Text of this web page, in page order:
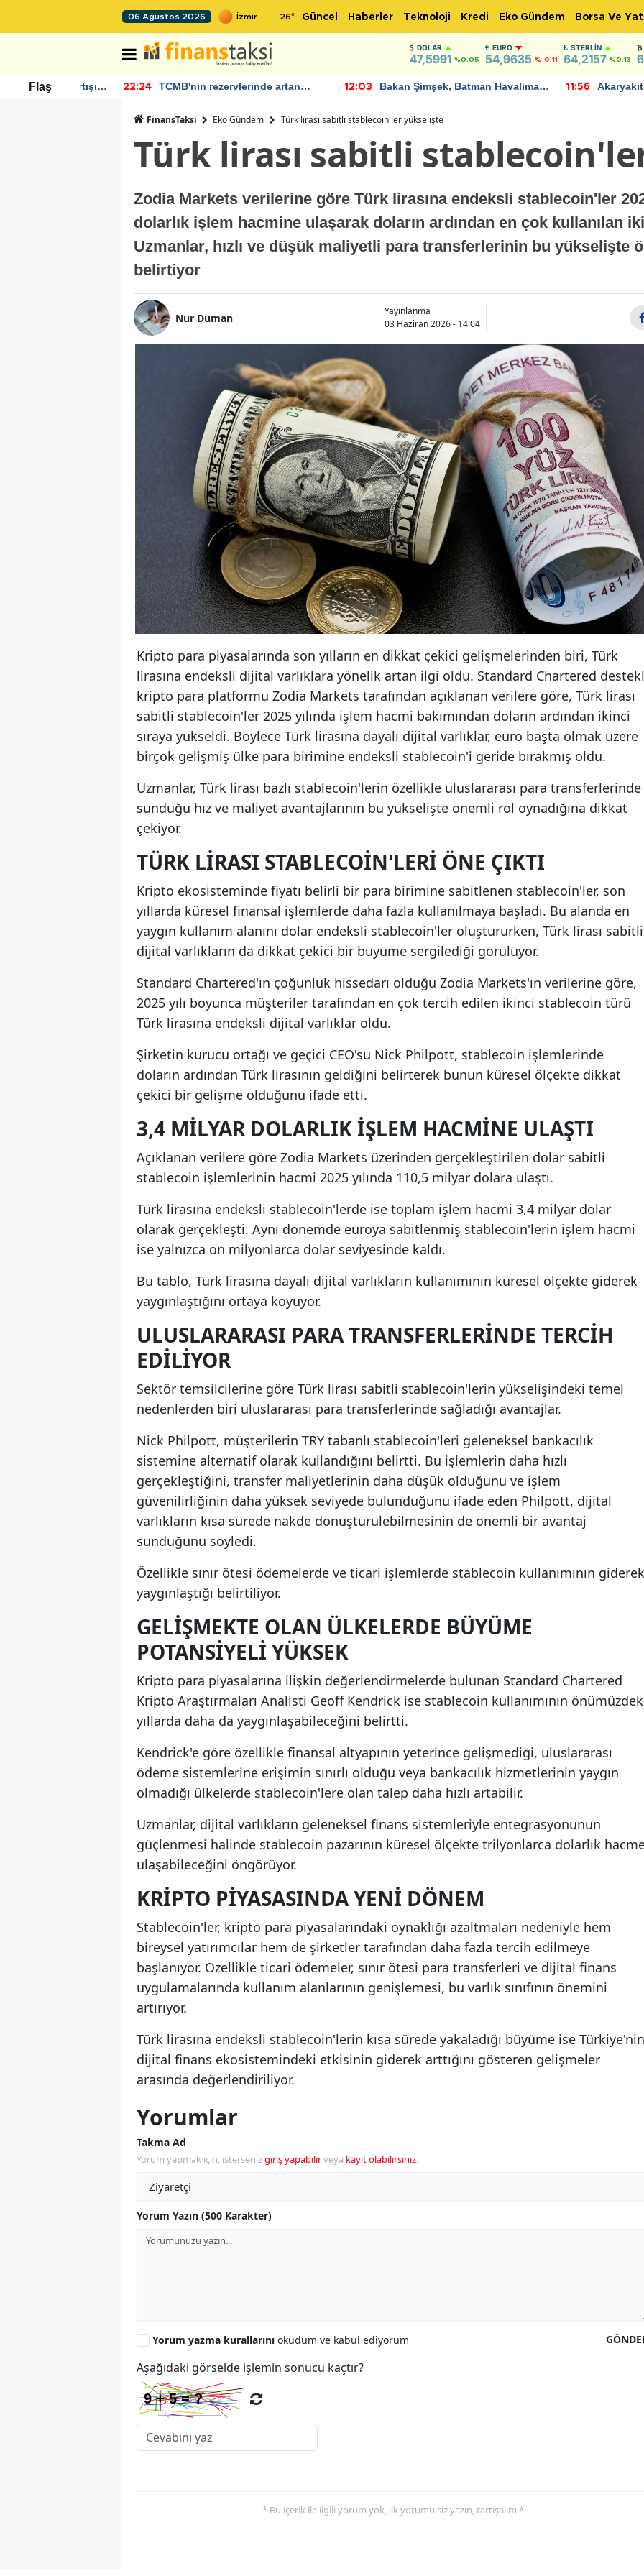
06 Ağustos 2026 26° Güncel Haberler Teknoloji Kredi Eko Gündem Borsa Ve
DOLAR
47,5991 %0.05
EURO
54,9635 %-0.11
STERLIN
64,2157 %0.13
Flaş
Artışı 22:24
TCMB'nin rezervlerinde artan
12:03
Bakan Şimşek, Batman Havalimanı
11:56
Akaryakıt
FinansTaksi Eko Gündem Türk lirası sabitli stablecoin'ler yükselişte
Türk lirası sabitli
Zodia Markets verilerine göre Türk lirasına endeksli stablecoin'ler
dolarlık işlem hacmine ulaşarak doların ardından en çok kullanılan
Uzmanlar, hızlı ve düşük maliyetli para transferlerinin bu yükselişte
belirtiyor
Nur Duman
Yayınlanma
03 Haziran 2026 - 14:04
Kripto para piyasalarında son yılların en dikkat çekici gelişmelerinden biri, Türk
lirasına endeksli dijital varlıklara yönelik artan ilgi oldu. Standard Chartered
kripto para platformu Zodia Markets tarafından açıklanan verilere göre, Türk lirası
sabitli stablecoin'ler 2025 yılında işlem hacmi bakımından doların ardından ikinci
sıraya yükseldi. Böylece Türk lirasına dayalı dijital varlıklar, euro başta olmak üzere
birçok gelişmiş ülke para birimine endeksli stablecoin'i geride bırakmış oldu.
Uzmanlar, Türk lirası bazlı stablecoin'lerin özellikle uluslararası para transferlerinde
sunduğu hız ve maliyet avantajlarının bu yükselişte önemli rol oynadığına dikkat
çekiyor.
TÜRK LIRASI STABLECOIN'LERI ÖNE ÇIKTI
Kripto ekosisteminde fiyatı belirli bir para birimine sabitlenen stablecoin'ler, son
yıllarda küresel finansal işlemlerde daha fazla kullanılmaya başladı. Bu alanda en
yaygın kullanım alanını dolar endeksli stablecoin'ler oluştururken, Türk lirası sabitli
dijital varlıkların da dikkat çekici bir büyüme sergilediği görülüyor.
Standard Chartered'ın çoğunluk hissedarı olduğu Zodia Markets'ın verilerine göre,
2025 yılı boyunca müşteriler tarafından en çok tercih edilen ikinci stablecoin türü
Türk lirasına endeksli dijital varlıklar oldu.
Şirketin kurucu ortağı ve geçici CEO'su Nick Philpott, stablecoin işlemlerinde
doların ardından Türk lirasının geldiğini belirterek bunun küresel ölçekte dikkat
çekici bir gelişme olduğunu ifade etti.
3,4 MILYAR DOLARLIK IŞLEM HACMINE ULAŞTI
Açıklanan verilere göre Zodia Markets üzerinden gerçekleştirilen dolar sabitli
stablecoin işlemlerinin hacmi 2025 yılında 110,5 milyar dolara ulaştı.
Türk lirasına endeksli stablecoin'lerde ise toplam işlem hacmi 3,4 milyar dolar
olarak gerçekleşti. Aynı dönemde euroya sabitlenmiş stablecoin'lerin işlem hacmi
ise yalnızca on milyonlarca dolar seviyesinde kaldı.
Bu tablo, Türk lirasına dayalı dijital varlıkların kullanımının küresel ölçekte giderek
yaygınlaştığını ortaya koyuyor.
ULUSLARARASI PARA TRANSFERLERINDE TERCIH
EDILIYOR
Sektör temsilcilerine göre Türk lirası sabitli stablecoin'lerin yükselişindeki temel
nedenlerden biri uluslararası para transferlerinde sağladığı avantajlar.
Nick Philpott, müşterilerin TRY tabanlı stablecoin'leri geleneksel bankacılık
sistemine alternatif olarak kullandığını belirtti. Bu işlemlerin daha hızlı
gerçekleştiğini, transfer maliyetlerinin daha düşük olduğunu ve işlem
güvenilirliğinin daha yüksek seviyede bulunduğunu ifade eden Philpott, dijital
varlıkların kısa sürede nakde dönüştürülebilmesinin de önemli bir avantaj
sunduğunu söyledi.
Özellikle sınır ötesi ödemelerde ve ticari işlemlerde stablecoin kullanımının giderek
yaygınlaştığı belirtiliyor.
GELIŞMEKTE OLAN ÜLKELERDE BÜYÜME
POTANSIYELI YÜKSEK
Kripto para piyasalarına ilişkin değerlendirmelerde bulunan Standard Chartered
Kripto Araştırmaları Analisti Geoff Kendrick ise stablecoin kullanımının
yıllarda daha da yaygınlaşabileceğini belirtti.
Kendrick'e göre özellikle finansal altyapının yeterince gelişmediği, uluslararası
ödeme sistemlerine erişimin sınırlı olduğu veya bankacılık hizmetlerinin yaygın
olmadığı ülkelerde stablecoin'lere olan talep daha hızlı artabilir.
Uzmanlar, dijital varlıkların geleneksel finans sistemleriyle entegrasyonunun
güçlenmesi halinde stablecoin pazarının küresel ölçekte trilyonlarca dolarlık
ulaşabileceğini öngörüyor.
KRIPTO PIYASASINDA YENI DÖNEM
Stablecoin'ler, kripto para piyasalarındaki oynaklığı azaltmaları nedeniyle hem
bireysel yatırımcılar hem de şirketler tarafından daha fazla tercih edilmeye
başlanıyor. Özellikle ticari ödemeler, sınır ötesi para transferleri ve dijital finans
uygulamalarında kullanım alanlarının genişlemesi, bu varlık sınıfının önemini
artırıyor.
Türk lirasına endeksli stablecoin'lerin kısa sürede yakaladığı büyüme ise Türkiye'nin
dijital finans ekosistemindeki etkisinin giderek arttığını gösteren gelişmeler
arasında değerlendiriliyor.
Yorumlar
Takma Ad
Yorum yapmak için, istersenizgiriş yapabilirveya kayıt olabilirsiniz.
Yorum Yazın (500 Karakter)
Yorum yazma kurallarını okudum ve kabul ediyorum
Aşağıdaki görselde işlemin sonucu kaçtır?
* Bu içerik ile ilgili yorum yok, ilk yorumu siz yazın, tartışalım *